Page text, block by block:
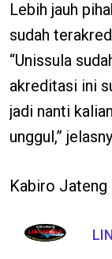
Lebih jauh
sudah
“Unissula
akreditasi ini
jadi nanti
unggul,”
Kabiro Jateng